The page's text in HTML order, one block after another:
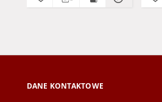
DANE KONTAKTOWE